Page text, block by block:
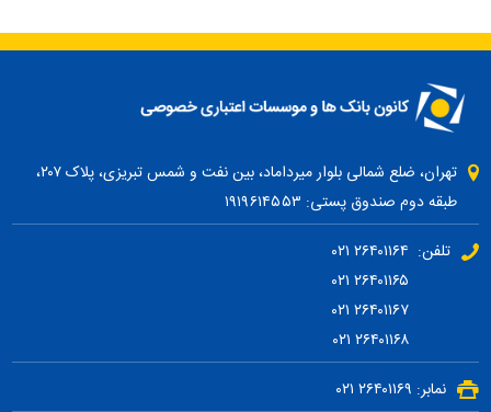
تهران، ضلع شمالی بلوار میرداماد، بین نفت و شمس تبریزی، پلاک ۲۰۷،
طبقه دوم صندوق پستی: ۱۹۱۹۶۱۴۵۵۳
تلفن: ۲۶۴۰۱۱۶۴ ۰۲۱
۲۶۴۰۱۱۶۷ ۰۲۱
۲۶۴۰۱۱۶۸ ۰۲۱
نمابر: ۲۶۴۰۱۱۶۹ ۰۲۱